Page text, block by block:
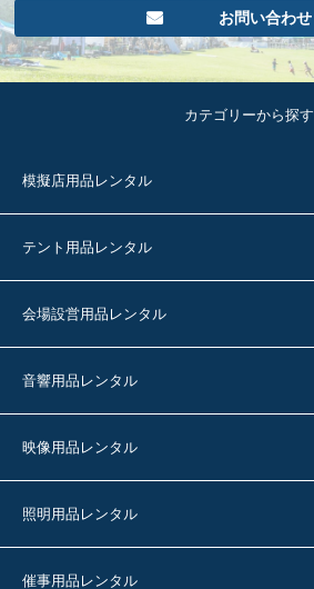
お問い合わせ
カテゴリーから探す
模擬店用品レンタル
テント用品レンタル
会場設営用品レンタル
音響用品レンタル
映像用品レンタル
照明用品レンタル
催事用品レンタル